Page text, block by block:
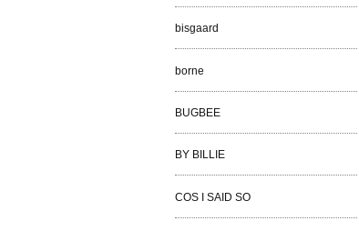
bisgaard
borne
BUGBEE
BY BILLIE
COS I SAID SO